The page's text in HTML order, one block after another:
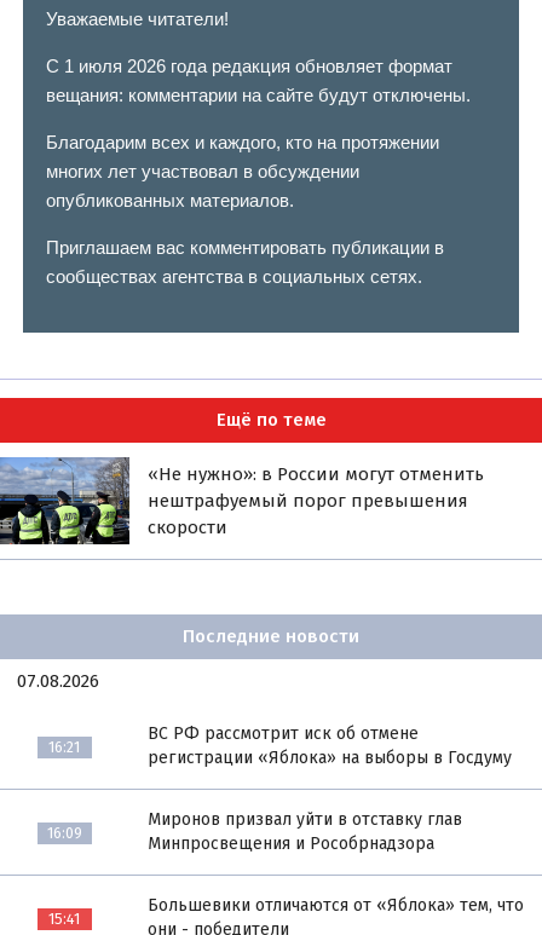
Уважаемые читатели!
С 1 июля 2026 года редакция обновляет формат
вещания: комментарии на сайте будут отключены.
Благодарим всех и каждого, кто на протяжении
многих лет участвовал в обсуждении
опубликованных материалов.
Приглашаем вас комментировать публикации в
сообществах агентства в социальных сетях.
Ещё по теме
«Не нужно»: в России могут отменить
нештрафуемый порог превышения
скорости
Последние новости
07.08.2026
16:21
ВС РФ рассмотрит иск об отмене
регистрации «Яблока» на выборы в Госдуму
16:09
Миронов призвал уйти в отставку глав
Минпросвещения и Рособрнадзора
15:41
Большевики отличаются от «Яблока» тем, что
они - победители